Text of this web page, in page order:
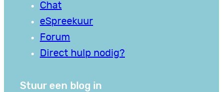
Chat
eSpreekuur
Forum
Direct hulp nodig?
Stuur een blog in